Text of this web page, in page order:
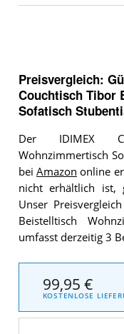
Preisvergleich:
Couchtisch Tibor
Sofatisch
Der IDIMEX
Wohnzimmertisch
bei Amazon online
nicht erhältlich ist,
Unser
Beistelltisch
umfasst derzeitig 3
99,95 €
KOSTENLOSE